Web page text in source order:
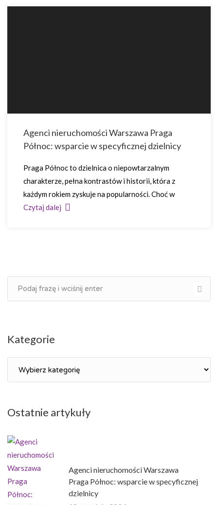
Agenci nieruchomości Warszawa Praga
Północ: wsparcie w specyficznej dzielnicy
Praga Północ to dzielnica o niepowtarzalnym
charakterze, pełna kontrastów i historii, która z
każdym rokiem zyskuje na popularności. Choć w
Czytaj dalej
Kategorie
Ostatnie artykuły
Agenci nieruchomości Warszawa
Praga Północ: wsparcie w specyficznej
dzielnicy